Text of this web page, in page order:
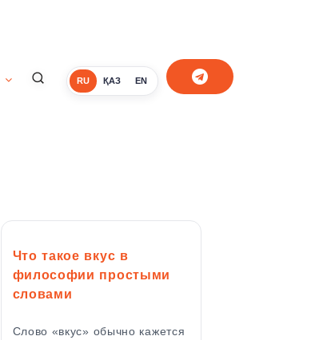
RU ҚАЗ EN
Что такое вкус в
философии простыми
словами
Слово «вкус» обычно кажется